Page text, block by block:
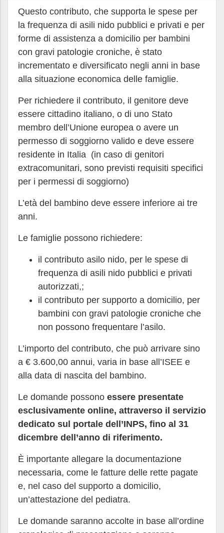
Questo contributo, che supporta le spese per
la frequenza di asili nido pubblici e privati e per
forme di assistenza a domicilio per bambini
con gravi patologie croniche, è stato
incrementato e diversificato negli anni in base
alla situazione economica delle famiglie.
Per richiedere il contributo, il genitore deve
essere cittadino italiano, o di uno Stato
membro dell’Unione europea o avere un
permesso di soggiorno valido e deve essere
residente in Italia (in caso di genitori
extracomunitari, sono previsti requisiti specifici
per i permessi di soggiorno)
L’età del bambino deve essere inferiore ai tre
anni.
Le famiglie possono richiedere:
il contributo asilo nido, per le spese di
frequenza di asili nido pubblici e privati
autorizzati,;
il contributo per supporto a domicilio, per
bambini con gravi patologie croniche che
non possono frequentare l’asilo.
L’importo del contributo, che può arrivare sino
a € 3.600,00 annui, varia in base all’ISEE e
alla data di nascita del bambino.
Le domande possono essere presentate
esclusivamente online, attraverso il servizio
dedicato sul portale dell’INPS, fino al 31
dicembre dell’anno di riferimento.
È importante allegare la documentazione
necessaria, come le fatture delle rette pagate
e, nel caso del supporto a domicilio,
un’attestazione del pediatra.
Le domande saranno accolte in base all’ordine